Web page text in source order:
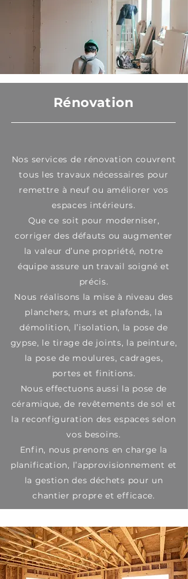
Rénovation
Nos services de rénovation couvrent
tous les travaux nécessaires pour
remettre à neuf ou améliorer vos
espaces intérieurs.
Que ce soit pour moderniser,
corriger des défauts ou augmenter
la valeur d’une propriété, notre
équipe assure un travail soigné et
précis.
Nous réalisons la mise à niveau des
planchers, murs et plafonds, la
démolition, l’isolation, la pose de
gypse, le tirage de joints, la peinture,
la pose de moulures, cadrages,
portes et finitions.
Nous effectuons aussi la pose de
céramique, de revêtements de sol et
la reconfiguration des espaces selon
vos besoins.
Enfin, nous prenons en charge la
planification, l’approvisionnement et
la gestion des déchets pour un
chantier propre et efficace.